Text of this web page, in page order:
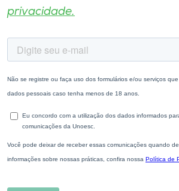
privacidade.